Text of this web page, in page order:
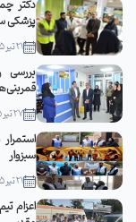
دکتر
پزشکی
21 تیر 1405
بررسی
27 تیر 1405
سبزوار
21 تیر 1405
اعزام